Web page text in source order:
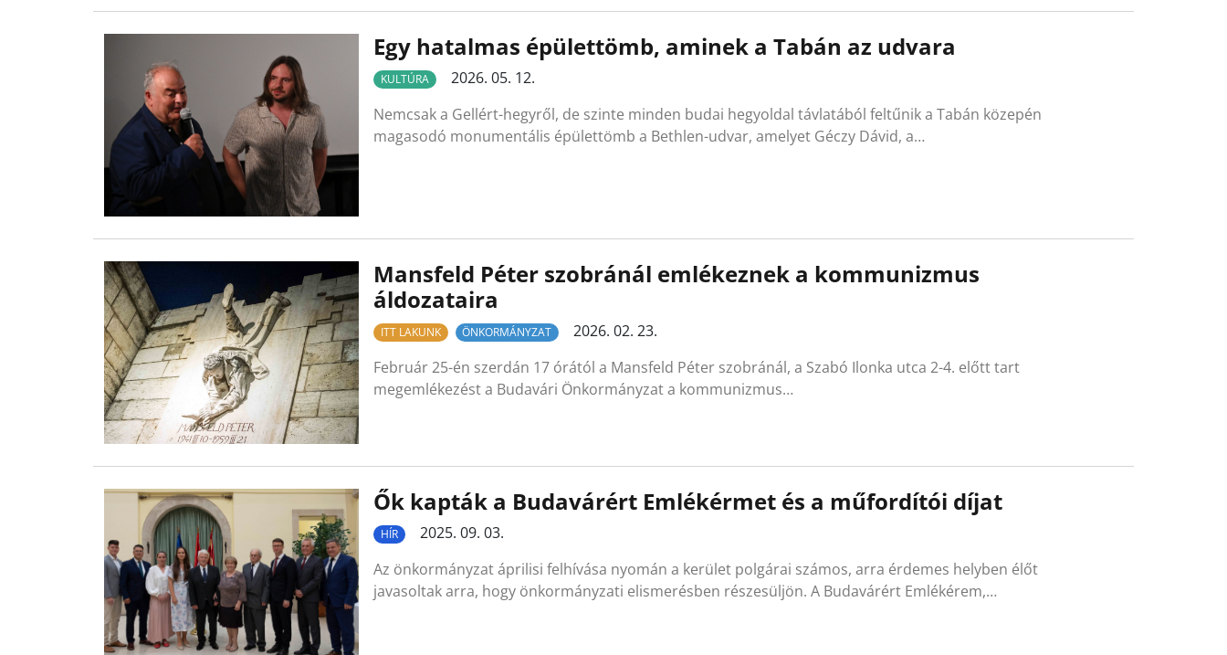
Egy hatalmas épülettömb, aminek a Tabán az udvara
KULTÚRA
2026. 05. 12.
Nemcsak a Gellért-hegyről, de szinte minden budai hegyoldal távlatából feltűnik a Tabán közepén
magasodó monumentális épülettömb a Bethlen-udvar, amelyet Géczy Dávid, a…
Mansfeld Péter szobránál emlékeznek a kommunizmus
áldozataira
ITT LAKUNK ÖNKORMÁNYZAT
2026. 02. 23.
Február 25-én szerdán 17 órától a Mansfeld Péter szobránál, a Szabó Ilonka utca 2-4. előtt tart
megemlékezést a Budavári Önkormányzat a kommunizmus…
Ők kapták a Budavárért Emlékérmet és a műfordítói díjat
HÍR
2025. 09. 03.
Az önkormányzat áprilisi felhívása nyomán a kerület polgárai számos, arra érdemes helyben élőt
javasoltak arra, hogy önkormányzati elismerésben részesüljön. A Budavárért Emlékérem,…